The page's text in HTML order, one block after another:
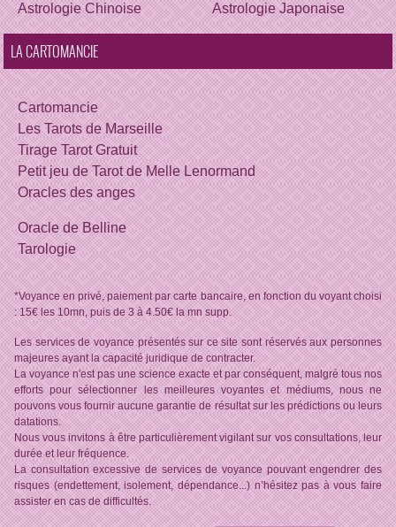
Astrologie Chinoise
Astrologie Japonaise
LA CARTOMANCIE
Cartomancie
Les Tarots de Marseille
Tirage Tarot Gratuit
Petit jeu de Tarot de Melle Lenormand
Oracles des anges
Oracle de Belline
Tarologie
*Voyance en privé, paiement par carte bancaire, en fonction du voyant choisi
: 15€ les 10mn, puis de 3 à 4.50€ la mn supp.
Les services de voyance présentés sur ce site sont réservés aux personnes
majeures ayant la capacité juridique de contracter.
La voyance n'est pas une science exacte et par conséquent, malgré tous nos
efforts pour sélectionner les meilleures voyantes et médiums, nous ne
pouvons vous fournir aucune garantie de résultat sur les prédictions ou leurs
datations.
Nous vous invitons à être particulièrement vigilant sur vos consultations, leur
durée et leur fréquence.
La consultation excessive de services de voyance pouvant engendrer des
risques (endettement, isolement, dépendance...) n’hésitez pas à vous faire
assister en cas de difficultés.